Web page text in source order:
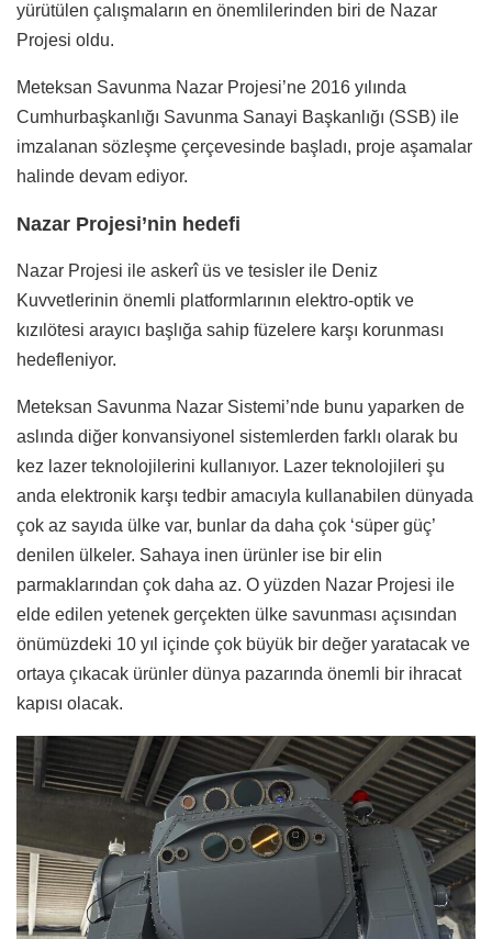
yürütülen çalışmaların en önemlilerinden biri de Nazar
Projesi oldu.
Meteksan Savunma Nazar Projesi’ne 2016 yılında
Cumhurbaşkanlığı Savunma Sanayi Başkanlığı (SSB) ile
imzalanan sözleşme çerçevesinde başladı, proje aşamalar
halinde devam ediyor.
Nazar Projesi’nin hedefi
Nazar Projesi ile askerî üs ve tesisler ile Deniz
Kuvvetlerinin önemli platformlarının elektro-optik ve
kızılötesi arayıcı başlığa sahip füzelere karşı korunması
hedefleniyor.
Meteksan Savunma Nazar Sistemi’nde bunu yaparken de
aslında diğer konvansiyonel sistemlerden farklı olarak bu
kez lazer teknolojilerini kullanıyor. Lazer teknolojileri şu
anda elektronik karşı tedbir amacıyla kullanabilen dünyada
çok az sayıda ülke var, bunlar da daha çok ‘süper güç’
denilen ülkeler. Sahaya inen ürünler ise bir elin
parmaklarından çok daha az. O yüzden Nazar Projesi ile
elde edilen yetenek gerçekten ülke savunması açısından
önümüzdeki 10 yıl içinde çok büyük bir değer yaratacak ve
ortaya çıkacak ürünler dünya pazarında önemli bir ihracat
kapısı olacak.